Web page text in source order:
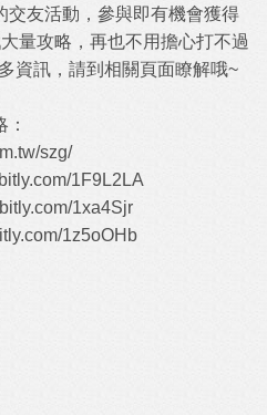
交友活動，參與即有機會獲得
量攻略，再也不用擔心打不過
資訊，請到相關頁面瞭解哦~
szg/
1F9L2LA
1xa4Sjr
1z5oOHb